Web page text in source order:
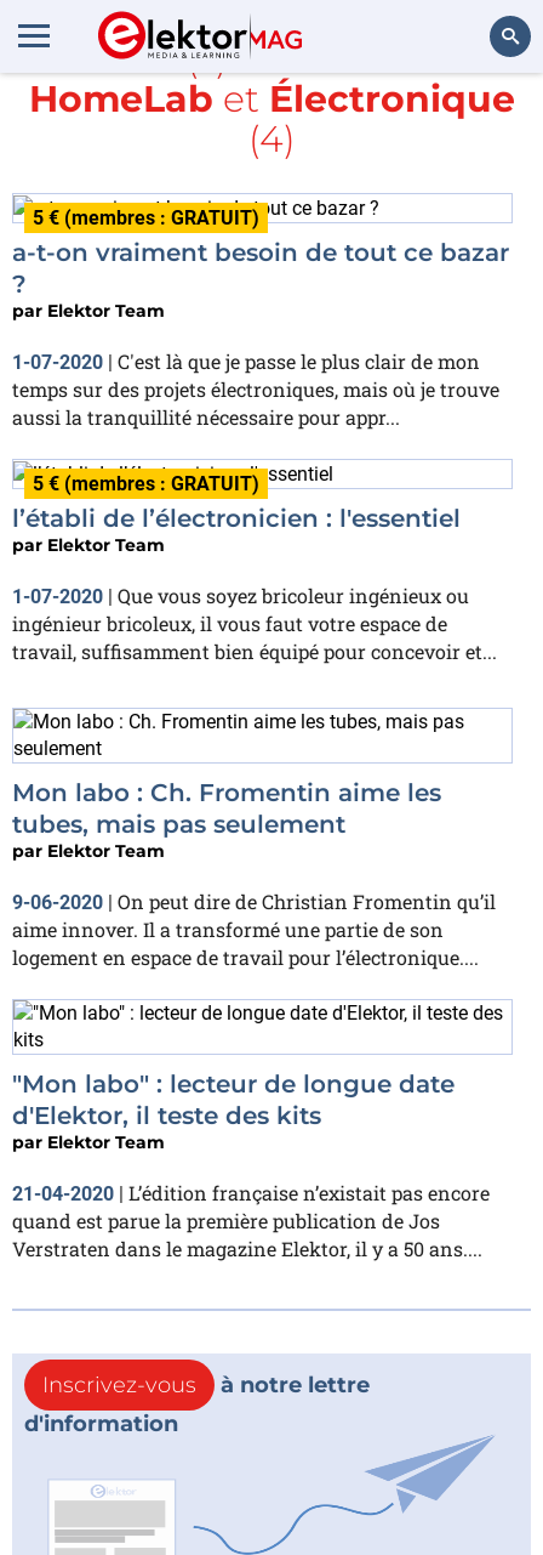
Rechercher
Article(s) avec la balise
HomeLab et Électronique
(4)
5 € (membres : GRATUIT)
a-t-on vraiment besoin de tout ce bazar
?
par Elektor Team
1-07-2020 | C'est là que je passe le plus clair de mon
temps sur des projets électroniques, mais où je trouve
aussi la tranquillité nécessaire pour appr...
5 € (membres : GRATUIT)
l’établi de l’électronicien : l'essentiel
par Elektor Team
1-07-2020 | Que vous soyez bricoleur ingénieux ou
ingénieur bricoleux, il vous faut votre espace de
travail, suffisamment bien équipé pour concevoir et...
Mon labo : Ch. Fromentin aime les
tubes, mais pas seulement
par Elektor Team
9-06-2020 | On peut dire de Christian Fromentin qu’il
aime innover. Il a transformé une partie de son
logement en espace de travail pour l’électronique....
"Mon labo" : lecteur de longue date
d'Elektor, il teste des kits
par Elektor Team
21-04-2020 | L’édition française n’existait pas encore
quand est parue la première publication de Jos
Verstraten dans le magazine Elektor, il y a 50 ans....
Inscrivez-vous
à notre lettre
d'information